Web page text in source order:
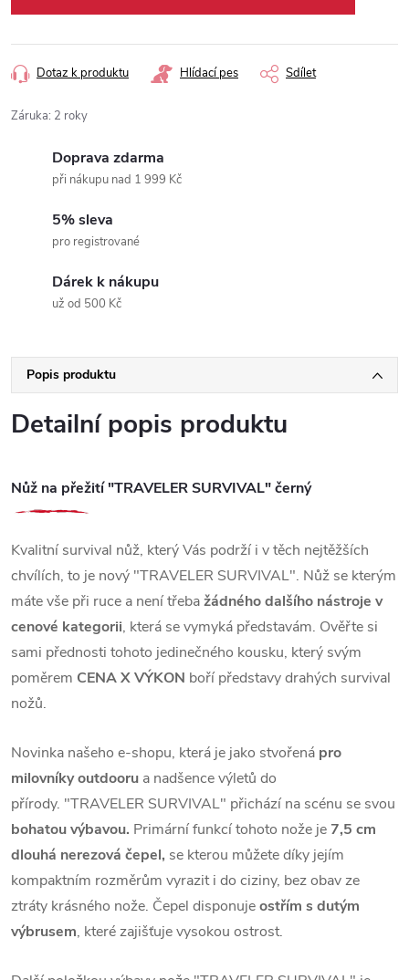
Dotaz k produktu Hlídací pes Sdílet
Záruka: 2 roky
Doprava zdarma
při nákupu nad 1 999 Kč
5% sleva
pro registrované
Dárek k nákupu
už od 500 Kč
Popis produktu
Detailní popis produktu
Nůž na přežití "TRAVELER SURVIVAL" černý
Kvalitní survival nůž, který Vás podrží i v těch nejtěžších
chvílích, to je nový "TRAVELER SURVIVAL". Nůž se kterým
máte vše při ruce a není třebažádného dalšího nástroje v
cenové kategorii, která se vymyká představám. Ověřte si
sami přednosti tohoto jedinečného kousku, který svým
poměrem CENA X VÝKON boří představy drahých survival
nožů.
Novinka našeho e-shopu, která je jako stvořená pro
milovníky outdooru a nadšence výletů do
přírody. "TRAVELER SURVIVAL" přichází na scénu se svou
bohatou výbavou. Primární funkcí tohoto nože je 7,5 cm
dlouhá nerezová čepel, se kterou můžete díky jejím
kompaktním rozměrům vyrazit i do ciziny, bez obav ze
ztráty krásného nože. Čepel disponujeostřím s dutým
výbrusem, které zajišťuje vysokou ostrost.